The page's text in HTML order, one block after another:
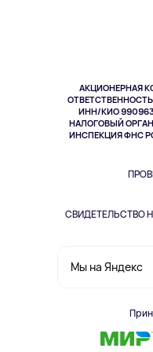
АКЦИОНЕРНАЯ
ИНН/КИО
НАЛОГОВЫЙ
ИНСПЕКЦИЯ ФНС
СВИДЕТЕЛЬСТВО
Мы на Яндекс
Здоровье питомцев
Одежда и аксессуары